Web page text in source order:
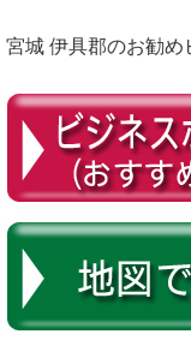
宮城 伊具郡のお勧め